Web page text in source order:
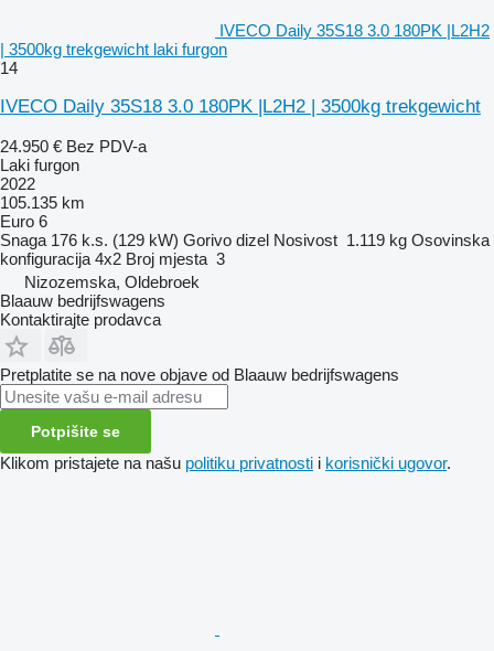
IVECO Daily 35S18 3.0 180PK |L2H2
| 3500kg trekgewicht laki furgon
14
IVECO Daily 35S18 3.0 180PK |L2H2 | 3500kg trekgewicht
24.950 € Bez PDV-a
Laki furgon
2022
105.135 km
Euro 6
Snaga 176 k.s. (129 kW) Gorivo dizel Nosivost 1.119 kg Osovinska
konfiguracija 4x2 Broj mjesta 3
Nizozemska, Oldebroek
Blaauw bedrijfswagens
Kontaktirajte prodavca
Pretplatite se na nove objave od Blaauw bedrijfswagens
Potpišite se
Klikom pristajete na našu politiku privatnosti i korisnički ugovor.